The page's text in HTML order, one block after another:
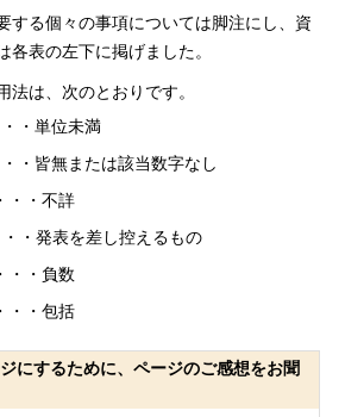
する個々の事項については脚注にし、資
各表の左下に掲げました。
法は、次のとおりです。
・単位未満
・皆無または該当数字なし
・・不詳
・発表を差し控えるもの
・・負数
・・包括
にするために、ページのご感想をお聞